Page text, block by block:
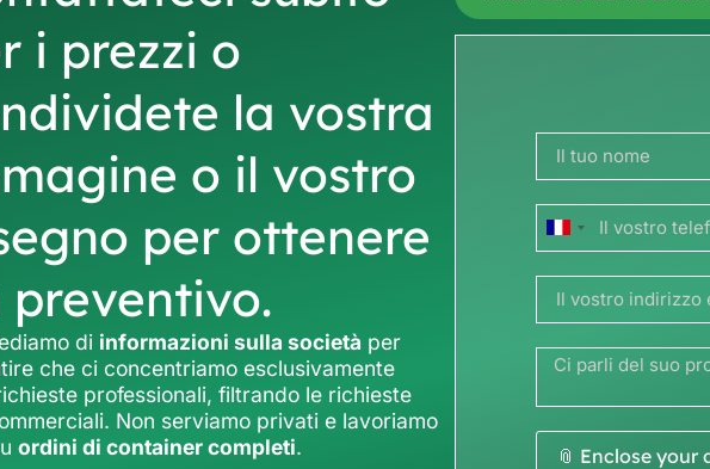
i prezzi o
la vostra
o il vostro
per ottenere
preventivo.
di informazioni sulla società per
che ci concentriamo esclusivamente
professionali, filtrando le richieste
Non serviamo privati e lavoriamo
ordini di container completi.
Francia
+33
📎 Enclose your